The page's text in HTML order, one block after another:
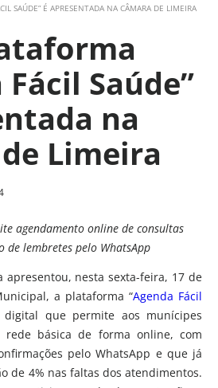
SAÚDE” É APRESENTADA NA CÂMARA DE LIMEIRA
Fácil Saúde”
na
Limeira
agendamento online de consultas
de lembretes pelo WhatsApp
apresentou, nesta sexta-feira, 17 de
a plataforma “Agenda Fácil
digital que permite aos munícipes
rede básica de forma online, com
pelo WhatsApp e que já
de 4% nas faltas dos atendimentos.